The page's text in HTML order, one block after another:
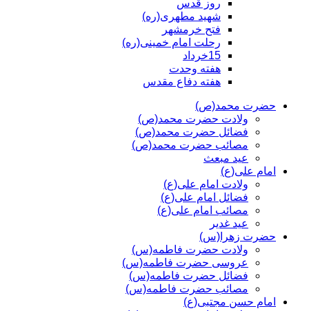
روز قدس
شهید مطهری(ره)
فتح خرمشهر
رحلت امام خمینی(ره)
15خرداد
هفته وحدت
هفته دفاع مقدس
حضرت محمد(ص)
ولادت حضرت محمد(ص)
فضائل حضرت محمد(ص)
مصائب حضرت محمد(ص)
عید مبعث
امام علی(ع)
ولادت امام علی(ع)
فضائل امام علی(ع)
مصائب امام علی(ع)
عید غدیر
حضرت زهرا(س)
ولادت حضرت فاطمه(س)
عروسی حضرت فاطمه(س)
فضائل حضرت فاطمه(س)
مصائب حضرت فاطمه(س)
امام حسن مجتبی(ع)